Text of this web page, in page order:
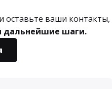
оставьте ваши контакты,
дальнейшие шаги.